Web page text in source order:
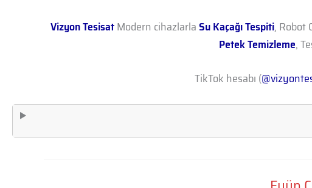
Vizyon TesisatModern cihazlarlaSu Kaçağı Tespiti, Robot
Petek Temizleme,
TikTok hesabı (